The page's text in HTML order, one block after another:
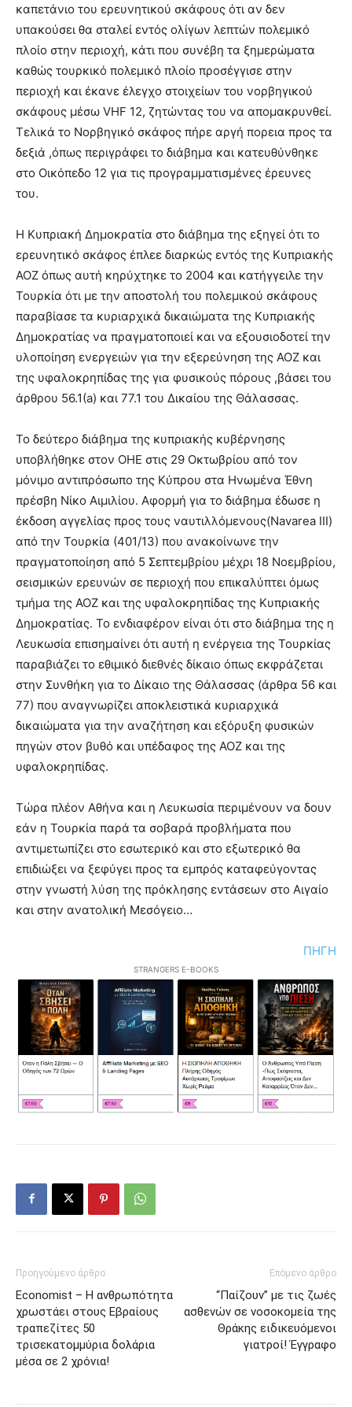
καπετάνιο του ερευνητικού σκάφους ότι αν δεν
υπακούσει θα σταλεί εντός ολίγων λεπτών πολεμικό
πλοίο στην περιοχή, κάτι που συνέβη τα ξημερώματα
καθώς τουρκικό πολεμικό πλοίο προσέγγισε στην
περιοχή και έκανε έλεγχο στοιχείων του νορβηγικού
σκάφους μέσω VHF 12, ζητώντας του να απομακρυνθεί.
Τελικά το Νορβηγικό σκάφος πήρε αργή πορεια προς τα
δεξιά ,όπως περιγράφει το διάβημα και κατευθύνθηκε
στο Οικόπεδο 12 για τις προγραμματισμένες έρευνες
του.
Η Κυπριακή Δημοκρατία στο διάβημα της εξηγεί ότι το
ερευνητικό σκάφος έπλεε διαρκώς εντός της Κυπριακής
ΑΟΖ όπως αυτή κηρύχτηκε το 2004 και κατήγγειλε την
Τουρκία ότι με την αποστολή του πολεμικού σκάφους
παραβίασε τα κυριαρχικά δικαιώματα της Κυπριακής
Δημοκρατίας να πραγματοποιεί και να εξουσιοδοτεί την
υλοποίηση ενεργειών για την εξερεύνηση της ΑΟΖ και
της υφαλοκρηπίδας της για φυσικούς πόρους ,βάσει του
άρθρου 56.1(a) και 77.1 του Δικαίου της Θάλασσας.
Το δεύτερο διάβημα της κυπριακής κυβέρνησης
υποβλήθηκε στον ΟΗΕ στις 29 Οκτωβρίου από τον
μόνιμο αντιπρόσωπο της Κύπρου στα Ηνωμένα Έθνη
πρέσβη Νίκο Αιμιλίου. Αφορμή για το διάβημα έδωσε η
έκδοση αγγελίας προς τους ναυτιλλόμενους(Navarea III)
από την Τουρκία (401/13) που ανακοίνωνε την
πραγματοποίηση από 5 Σεπτεμβρίου μέχρι 18 Νοεμβρίου,
σεισμικών ερευνών σε περιοχή που επικαλύπτει όμως
τμήμα της ΑΟΖ και της υφαλοκρηπίδας της Κυπριακής
Δημοκρατίας. Το ενδιαφέρον είναι ότι στο διάβημα της η
Λευκωσία επισημαίνει ότι αυτή η ενέργεια της Τουρκίας
παραβιάζει το εθιμικό διεθνές δίκαιο όπως εκφράζεται
στην Συνθήκη για το Δίκαιο της Θάλασσας (άρθρα 56 και
77) που αναγνωρίζει αποκλειστικά κυριαρχικά
δικαιώματα για την αναζήτηση και εξόρυξη φυσικών
πηγών στον βυθό και υπέδαφος της ΑΟΖ και της
υφαλοκρηπίδας.
Τώρα πλέον Αθήνα και η Λευκωσία περιμένουν να δουν
εάν η Τουρκία παρά τα σοβαρά προβλήματα που
αντιμετωπίζει στο εσωτερικό και στο εξωτερικό θα
επιδιώξει να ξεφύγει προς τα εμπρός καταφεύγοντας
στην γνωστή λύση της πρόκλησης εντάσεων στο Αιγαίο
και στην ανατολική Μεσόγειο…
ΠΗΓΗ
STRANGERS E-BOOKS
Προηγούμενο άρθρο
Economist – Η ανθρωπότητα
χρωστάει στους Εβραίους
τραπεζίτες 50
τρισεκατομμύρια δολάρια
μέσα σε 2 χρόνια!
Επόμενο άρθρο
“Παίζουν” με τις ζωές
ασθενών σε νοσοκομεία της
Θράκης ειδικευόμενοι
γιατροί! Έγγραφο